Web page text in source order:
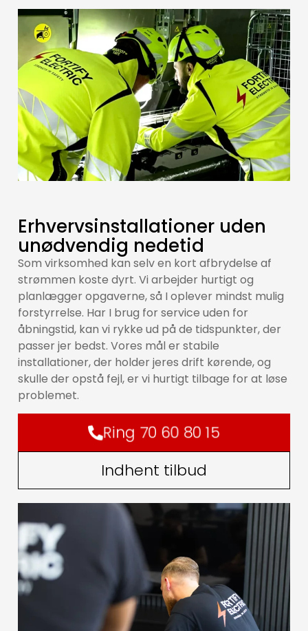
Erhvervsinstallationer uden
unødvendig nedetid
Som virksomhed kan selv en kort afbrydelse af
strømmen koste dyrt. Vi arbejder hurtigt og
planlægger opgaverne, så I oplever mindst mulig
forstyrrelse. Har I brug for service uden for
åbningstid, kan vi rykke ud på de tidspunkter, der
passer jer bedst. Vores mål er stabile
installationer, der holder jeres drift kørende, og
skulle der opstå fejl, er vi hurtigt tilbage for at løse
problemet.
Ring 70 60 80 15
Indhent tilbud